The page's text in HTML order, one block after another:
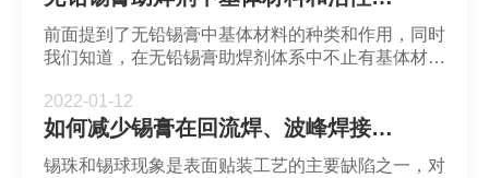
前面提到了无铅锡膏中基体材料的种类和作用，同时
我们知道，在无铅锡膏助焊剂体系中不止有基体材
料和活性剂相结合，在再流焊接过程中可发挥哪些作
用?
2022-01-12
如何减少锡膏在回流焊、波峰焊接中锡珠出现的几率-锡膏选择
锡珠和锡球现象是表面贴装工艺的主要缺陷之一，对